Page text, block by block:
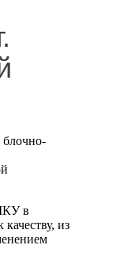
блочно-
в
из